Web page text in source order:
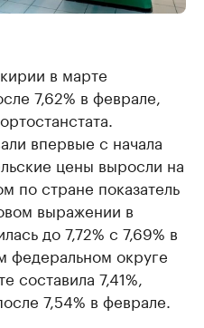
в марте
7,62% в феврале,
впервые с начала
цены выросли на
по стране показатель
выражении в
до 7,72% с 7,69% в
федеральном округе
составила 7,41%,
7,54% в феврале.